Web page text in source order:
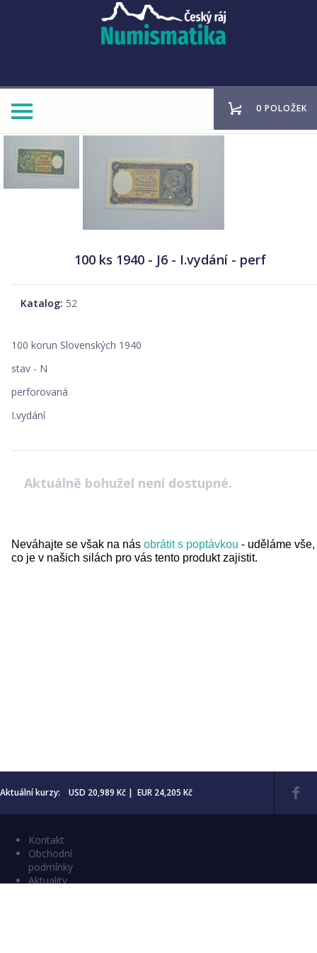
0 POLOŽEK
100 ks 1940 - J6 - I.vydání - perf
Katalog: 52
100 korun Slovenských 1940
stav - N
perforovaná
I.vydání
Aktuálně bohužel není dostupné.
Neváhajte se však na nás obrátit s poptávkou - uděláme vše,
co je v našich silách pro vás tento produkt zajistit.
Aktuální kurzy: USD 20,989 Kč | EUR 24,205 Kč
Kontakt
Obchodní
podmínky
Aktuality